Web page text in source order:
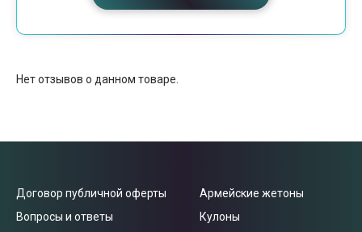
Нет отзывов о данном товаре.
Договор публичной оферты
Вопросы и ответы
Армейские жетоны
Кулоны